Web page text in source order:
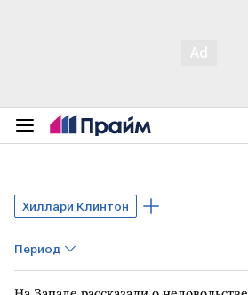
Хиллари Клинтон
Период